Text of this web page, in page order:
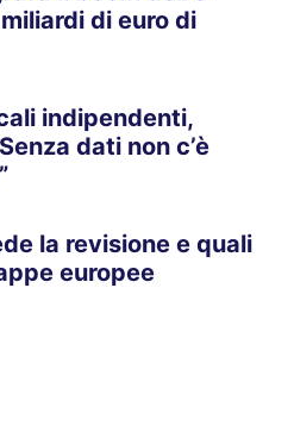
di euro di
indipendenti,
dati non c’è
la revisione e quali
europee